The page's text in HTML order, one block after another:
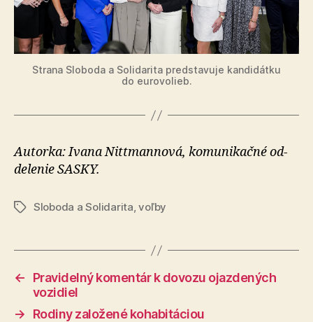
Strana Sloboda a Solidarita predstavuje kandidátku
do eurovolieb.
Autorka: Ivana Nittmannová, ko­mu­ni­kačné od­
de­le­nie SASKY.
ZnačkySloboda a Solidarita,voľby
←
Pravidelný komentár k dovozu ojazdených
vozidiel
→
Rodiny založené kohabitáciou